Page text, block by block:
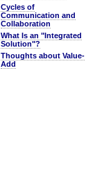
Cycles of
Communication and
Collaboration
What Is an "Integrated
Solution"?
Thoughts about Value-
Add